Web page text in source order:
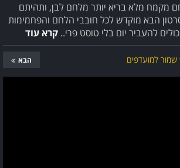
מלא בריא יותר מלחם לבן, ותהיתם
הבא מוקדש לכל חובבי הלחם והפחמימות
להעביר יום בלי טוסט פרי.. קרא עוד
שמור למועדפים הבא